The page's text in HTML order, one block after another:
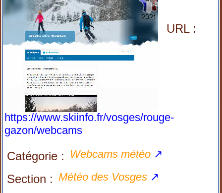
URL :
https://www.skiinfo.fr/vosges/rouge-
gazon/webcams
Catégorie : Webcams météo ↗
Section : Météo des Vosges ↗